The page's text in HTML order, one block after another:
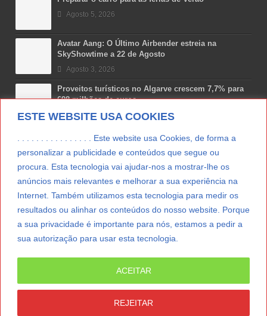
ESTE WEBSITE USA COOKIES
. . . . . . . . . . . . . . . . Este website usa Cookies, de forma a
personalizar a publicidade e conteúdos que segue ou
procura. Esta tecnologia vai ajudar-nos a mostrar-lhe os
anúncios mais relevantes e melhorar a sua experiência na
Internet. Também utilizamos esta tecnologia para medir os
resultados ou alinhar os conteúdos do nosso website. Porque
a sua privacidade é importante para nós, estamos a pedir a
sua autorização para usar esta tecnologia.
REJEITAR
ACEITAR
Agosto 5, 2026
Avatar Aang: O Último Airbender estreia na
SkyShowtime a 22 de Agosto
Agosto 3, 2026
Proveitos turísticos no Algarve crescem 7,7% para
698 milhões de euros
Julho 31, 2026
Costa Boal Branco 2025: nova colheita reforça
Novas 7 Maravilhas de Portugal: Setúbal recebe
final regional da Grande Lisboa
Julho 29, 2026
SUBSCREVER NEWSLETTER